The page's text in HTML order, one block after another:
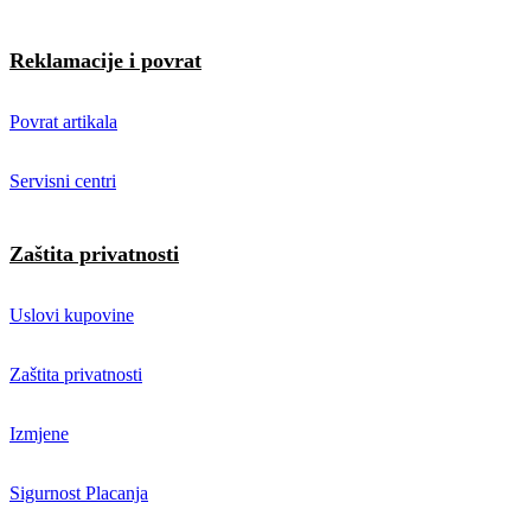
Reklamacije i povrat
Povrat artikala
Servisni centri
Zaštita privatnosti
Uslovi kupovine
Zaštita privatnosti
Izmjene
Sigurnost Placanja